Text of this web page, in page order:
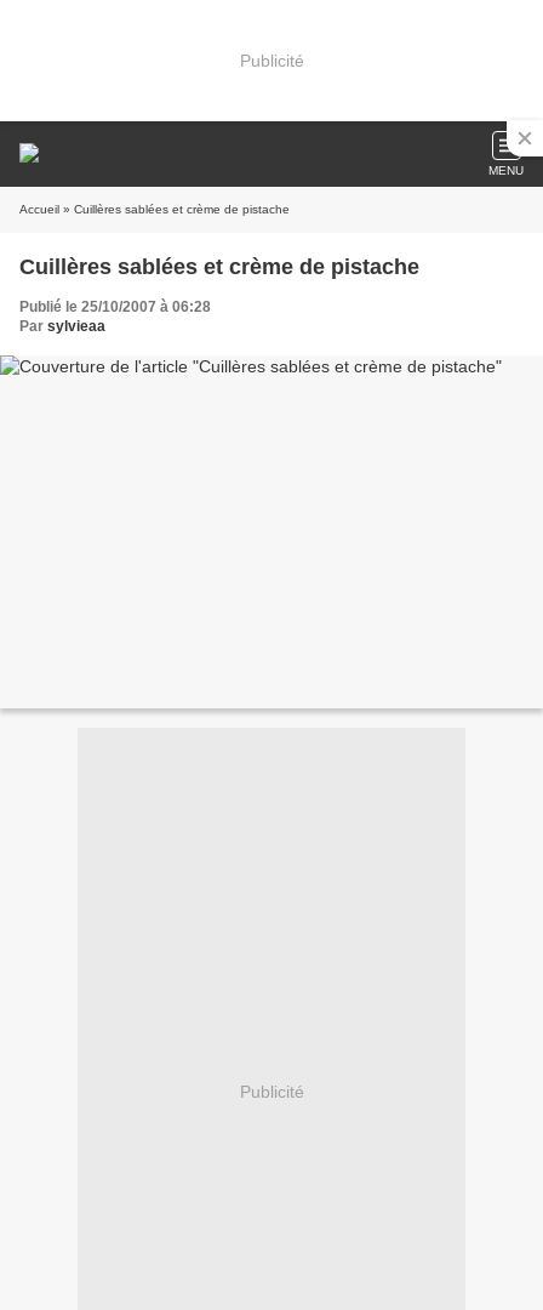
Publicité
MENU
Accueil » Cuillères sablées et crème de pistache
Cuillères sablées et crème de pistache
Publié le 25/10/2007 à 06:28
Par sylvieaa
Publicité